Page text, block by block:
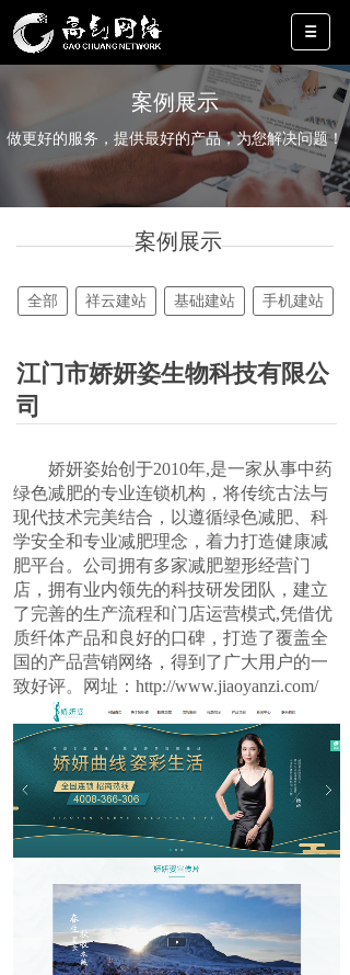
案例展示
做更好的服务，提供最好的产品，为您解决问题！
案例展示
全部 祥云建站 基础建站 手机建站
江门市娇妍姿生物科技有限公
司
娇妍姿始创于2010年,是一家从事中药
绿色减肥的专业连锁机构，将传统古法与
现代技术完美结合，以遵循绿色减肥、科
学安全和专业减肥理念，着力打造健康减
肥平台。公司拥有多家减肥塑形经营门
店，拥有业内领先的科技研发团队，建立
了完善的生产流程和门店运营模式,凭借优
质纤体产品和良好的口碑，打造了覆盖全
国的产品营销网络，得到了广大用户的一
致好评。网址： http://www.jiaoyanzi.com/